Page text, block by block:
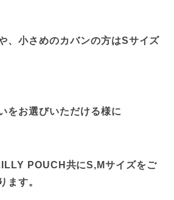
、小さめのカバンの方はSサイズ
をお選びいただける様に
POUCH共にS,Mサイズをご
ます。